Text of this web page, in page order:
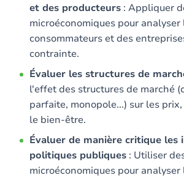
et des producteurs : Appliquer
microéconomiques pour
consommateurs et des
contrainte.
Évaluer les structures de
l'effet des structures de marché
parfaite, monopole...) sur les
le bien-être.
Évaluer de manière critique les
politiques publiques : Utiliser
microéconomiques pour